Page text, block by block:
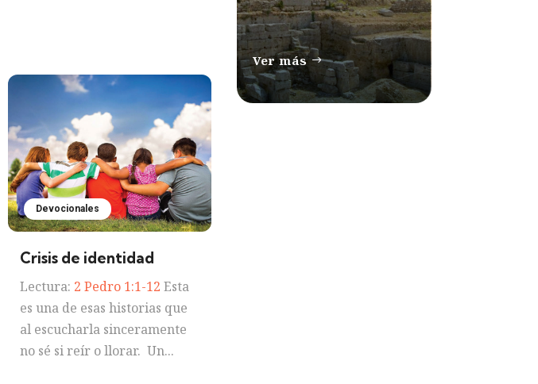
Devocionales
Crisis de identidad
Lectura: 2 Pedro 1:1-12 Esta
es una de esas historias que
al escucharla sinceramente
no sé si reír o llorar. Un...
Ver más